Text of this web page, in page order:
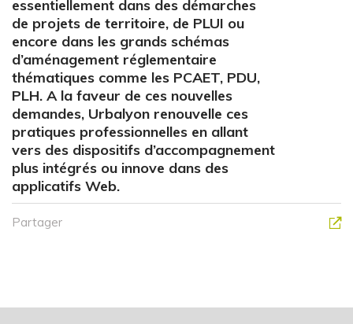
essentiellement dans des démarches
de projets de territoire, de PLUI ou
encore dans les grands schémas
d’aménagement réglementaire
thématiques comme les PCAET, PDU,
PLH. A la faveur de ces nouvelles
demandes, Urbalyon renouvelle ces
pratiques professionnelles en allant
vers des dispositifs d’accompagnement
plus intégrés ou innove dans des
applicatifs Web.
Partager